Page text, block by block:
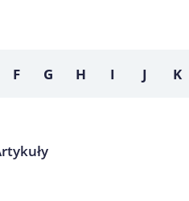
F G H I J K
Artykuły